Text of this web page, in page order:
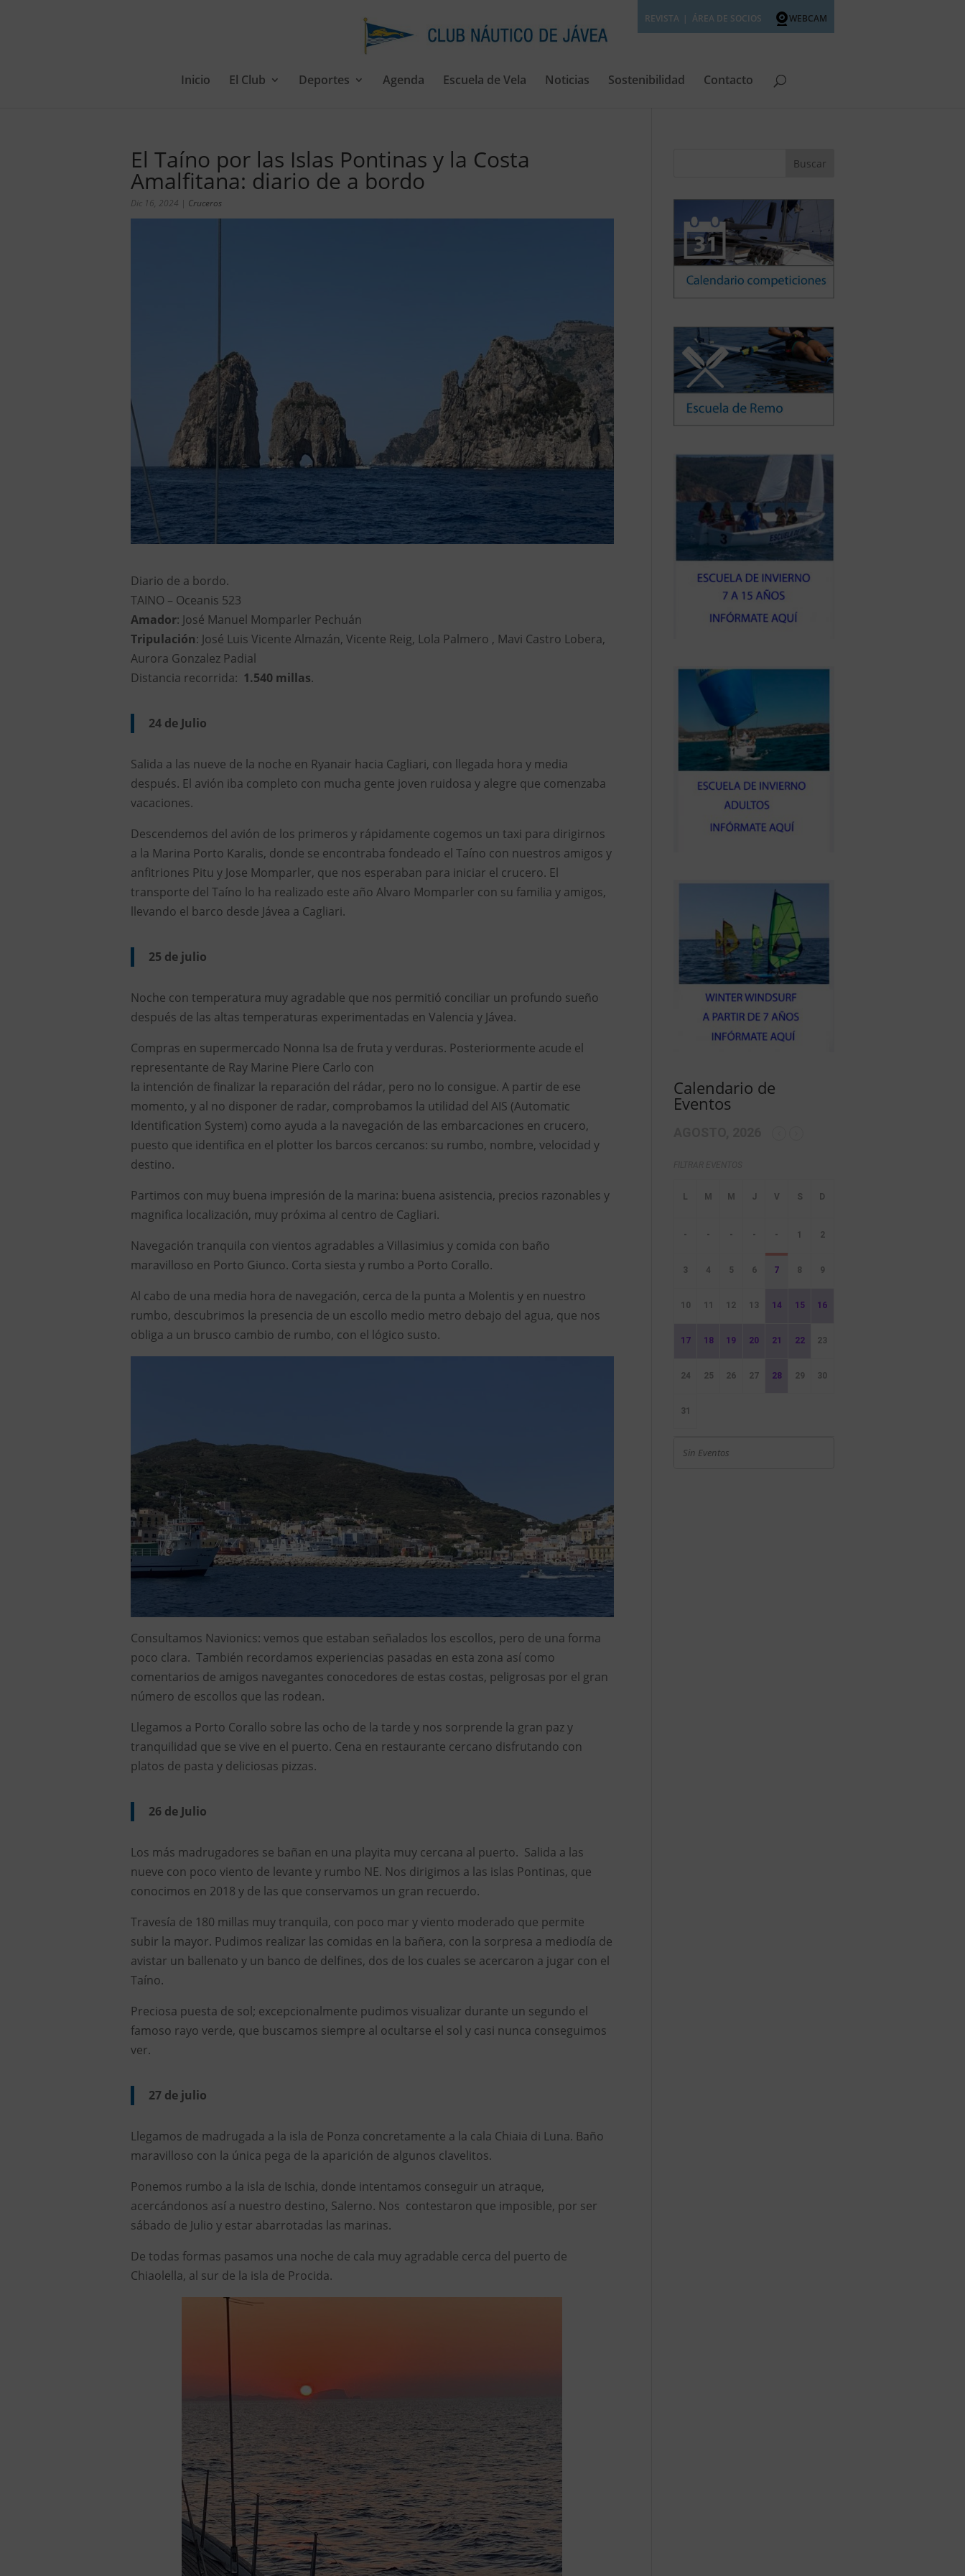
REVISTA ÁREA DE SOCIOS WEBCAM
Inicio El Club Deportes Agenda Escuela de Vela Noticias Sostenibilidad Contacto
El Taíno por las Islas Pontinas y la Costa
Amalfitana: diario de a bordo
Dic 16, 2024 | Cruceros
Diario de a bordo.
TAINO – Oceanis 523
Amador: José Manuel Momparler Pechuán
Tripulación: José Luis Vicente Almazán, Vicente Reig, Lola Palmero , Mavi Castro Lobera,
Aurora Gonzalez Padial
Distancia recorrida: 1.540 millas.
24 de Julio
Salida a las nueve de la noche en Ryanair hacia Cagliari, con llegada hora y media
después. El avión iba completo con mucha gente joven ruidosa y alegre que comenzaba
vacaciones.
Descendemos del avión de los primeros y rápidamente cogemos un taxi para dirigirnos
a la Marina Porto Karalis, donde se encontraba fondeado el Taíno con nuestros amigos y
anfitriones Pitu y Jose Momparler, que nos esperaban para iniciar el crucero. El
transporte del Taíno lo ha realizado este año Alvaro Momparler con su familia y amigos,
llevando el barco desde Jávea a Cagliari.
25 de julio
Noche con temperatura muy agradable que nos permitió conciliar un profundo sueño
después de las altas temperaturas experimentadas en Valencia y Jávea.
Compras en supermercado Nonna Isa de fruta y verduras. Posteriormente acude el
representante de Ray Marine Piere Carlo con
la intención de finalizar la reparación del rádar, pero no lo consigue. A partir de ese
momento, y al no disponer de radar, comprobamos la utilidad del AIS (Automatic
Identification System) como ayuda a la navegación de las embarcaciones en crucero,
puesto que identifica en el plotter los barcos cercanos: su rumbo, nombre, velocidad y
destino.
Partimos con muy buena impresión de la marina: buena asistencia, precios razonables y
magnifica localización, muy próxima al centro de Cagliari.
Navegación tranquila con vientos agradables a Villasimius y comida con baño
maravilloso en Porto Giunco. Corta siesta y rumbo a Porto Corallo.
Al cabo de una media hora de navegación, cerca de la punta a Molentis y en nuestro
rumbo, descubrimos la presencia de un escollo medio metro debajo del agua, que nos
obliga a un brusco cambio de rumbo, con el lógico susto.
Consultamos Navionics: vemos que estaban señalados los escollos, pero de una forma
poco clara. También recordamos experiencias pasadas en esta zona así como
comentarios de amigos navegantes conocedores de estas costas, peligrosas por el gran
número de escollos que las rodean.
Llegamos a Porto Corallo sobre las ocho de la tarde y nos sorprende la gran paz y
tranquilidad que se vive en el puerto. Cena en restaurante cercano disfrutando con
platos de pasta y deliciosas pizzas.
26 de Julio
Los más madrugadores se bañan en una playita muy cercana al puerto. Salida a las
nueve con poco viento de levante y rumbo NE. Nos dirigimos a las islas Pontinas, que
conocimos en 2018 y de las que conservamos un gran recuerdo.
Travesía de 180 millas muy tranquila, con poco mar y viento moderado que permite
subir la mayor. Pudimos realizar las comidas en la bañera, con la sorpresa a mediodía de
avistar un ballenato y un banco de delfines, dos de los cuales se acercaron a jugar con el
Taíno.
Preciosa puesta de sol; excepcionalmente pudimos visualizar durante un segundo el
famoso rayo verde, que buscamos siempre al ocultarse el sol y casi nunca conseguimos
ver.
27 de julio
Llegamos de madrugada a la isla de Ponza concretamente a la cala Chiaia di Luna. Baño
maravilloso con la única pega de la aparición de algunos clavelitos.
Ponemos rumbo a la isla de Ischia, donde intentamos conseguir un atraque,
acercándonos así a nuestro destino, Salerno. Nos contestaron que imposible, por ser
sábado de Julio y estar abarrotadas las marinas.
De todas formas pasamos una noche de cala muy agradable cerca del puerto de
Chiaolella, al sur de la isla de Procida.
Calendario de
Eventos
- - - - - 1 2
3 4 5 6 7 8 9
10 11 12 13 14 15 16
17 18 19 20 21 22 23
24 25 26 27 28 29 30
31
Sin Eventos